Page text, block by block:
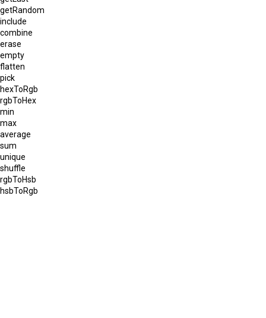
getRandom
include
combine
erase
empty
flatten
pick
hexToRgb
rgbToHex
min
max
average
sum
unique
shuffle
rgbToHsb
hsbToRgb